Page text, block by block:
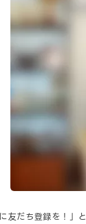
だち登録を！」